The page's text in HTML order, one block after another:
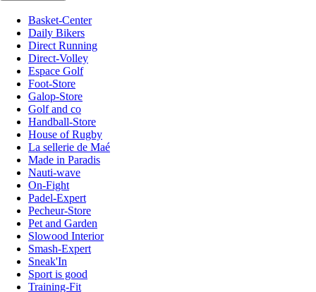
Basket-Center
Daily Bikers
Direct Running
Direct-Volley
Espace Golf
Foot-Store
Galop-Store
Golf and co
Handball-Store
House of Rugby
La sellerie de Maé
Made in Paradis
Nauti-wave
On-Fight
Padel-Expert
Pecheur-Store
Pet and Garden
Slowood Interior
Smash-Expert
Sneak'In
Sport is good
Training-Fit